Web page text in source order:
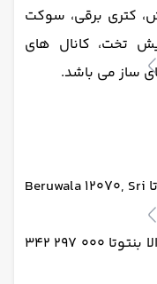
کتری برقی، سوکت
تخت، کانال های
ساز می باشد.
آدرس هتل سینامون بی برووالا بنتوتا Beruwala 12070, Sri
شماره تماس هتل سینامون بی برووالا بنتوتا 000 297 342